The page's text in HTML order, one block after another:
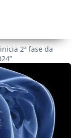
2ª fase da